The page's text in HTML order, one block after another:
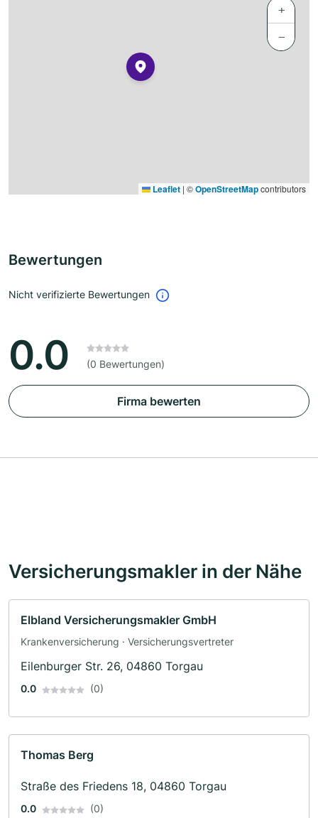
+
−
Leaflet | ©OpenStreetMapcontributors
Bewertungen
Nicht verifizierte Bewertungen
0.0 (0 Bewertungen)
Firma bewerten
Versicherungsmakler in der Nähe
Elbland Versicherungsmakler GmbH
Krankenversicherung · Versicherungsvertreter
Eilenburger Str. 26, 04860 Torgau
0.0 (0)
Thomas Berg
Straße des Friedens 18, 04860 Torgau
0.0 (0)